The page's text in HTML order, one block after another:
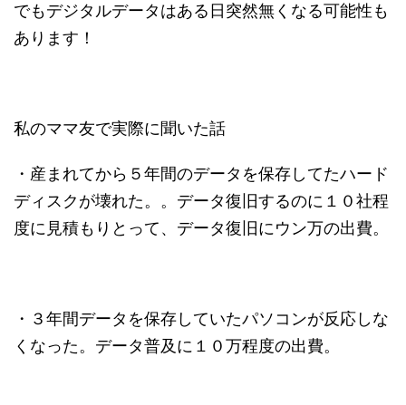
でもデジタルデータはある日突然無くなる可能性も
あります！
私のママ友で実際に聞いた話
・産まれてから５年間のデータを保存してたハード
ディスクが壊れた。。データ復旧するのに１０社程
度に見積もりとって、データ復旧にウン万の出費。
・３年間データを保存していたパソコンが反応しな
くなった。データ普及に１０万程度の出費。